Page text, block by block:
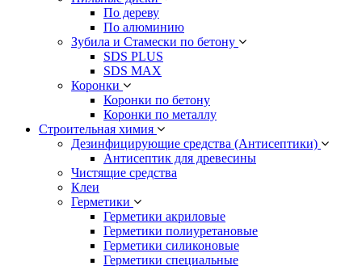
По дереву
По алюминию
Зубила и Стамески по бетону
SDS PLUS
SDS MAX
Коронки
Коронки по бетону
Коронки по металлу
Строительная химия
Дезинфицирующие средства (Антисептики)
Антисептик для древесины
Чистящие средства
Клеи
Герметики
Герметики акриловые
Герметики полиуретановые
Герметики силиконовые
Герметики специальные